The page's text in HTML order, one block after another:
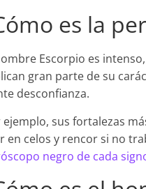
es la
Escorpio es
gran parte de su
desconfianza.
ejemplo, sus fortalezas
en celos y rencor si no
negro de cada